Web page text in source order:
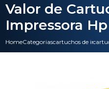
HomeCategoriascartuchos de
Valor de
Impressora